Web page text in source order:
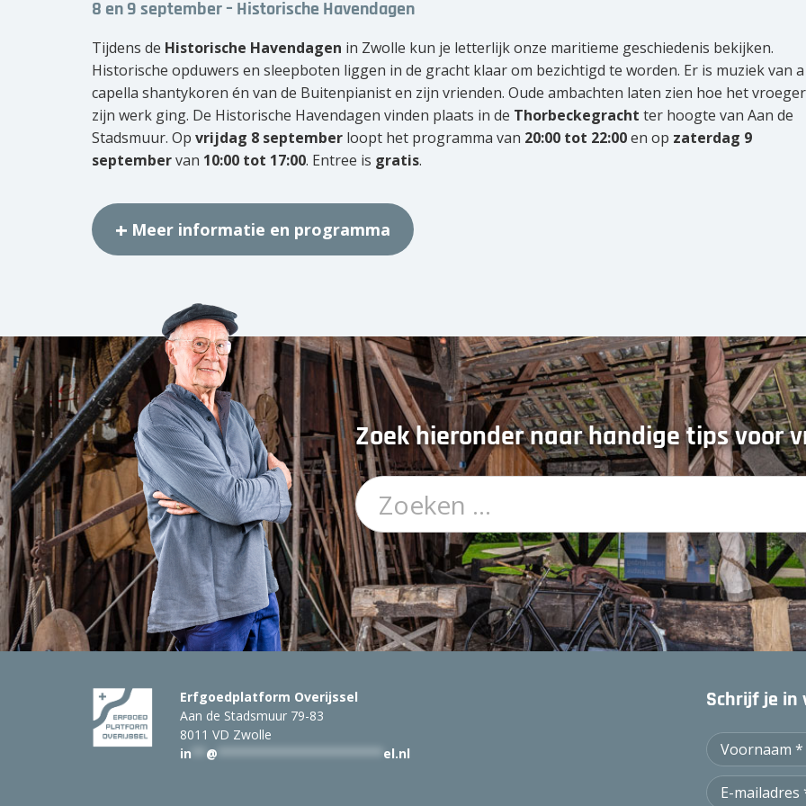
8 en 9 september – Historische Havendagen
Tijdens de Historische Havendagen in Zwolle kun je letterlijk onze maritieme geschiedenis bekijken.
Historische opduwers en sleepboten liggen in de gracht klaar om bezichtigd te worden. Er is muziek van a
capella shantykoren én van de Buitenpianist en zijn vrienden. Oude ambachten laten zien hoe het
zijn werk ging. De Historische Havendagen vinden plaats in de Thorbeckegracht ter hoogte van Aan de
Stadsmuur. Op vrijdag 8 september loopt het programma van 20:00 tot 22:00en op zaterdag 9
septembervan 10:00 tot 17:00. Entree is gratis.
Meer informatie en programma
Zoek hieronder naar handige tips voor
Erfgoedplatform Overijssel
Aan de Stadsmuur 79-83
8011 VD Zwolle
in
@ el.nl
Schrijf je in